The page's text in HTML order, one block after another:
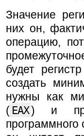
Значение
них он,
операцию,
будет
создать
нужны как
( EAX) и
программного